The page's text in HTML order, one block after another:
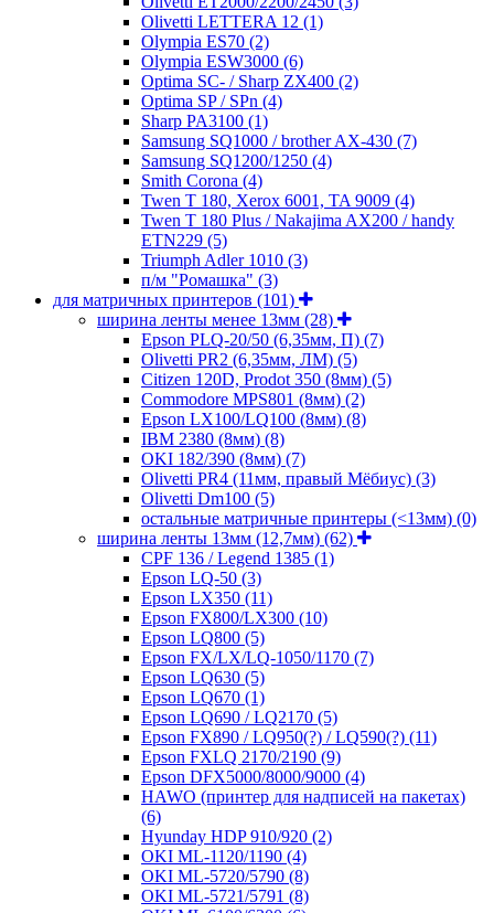
Olivetti LETTERA 12 (1)
Olympia ES70 (2)
Olympia ESW3000 (6)
Optima SC- / Sharp ZX400 (2)
Optima SP / SPn (4)
Sharp PA3100 (1)
Samsung SQ1000 / brother AX-430 (7)
Samsung SQ1200/1250 (4)
Smith Corona (4)
Twen T 180, Xerox 6001, TA 9009 (4)
Twen T 180 Plus / Nakajima AX200 / handy
ETN229 (5)
Triumph Adler 1010 (3)
п/м "Ромашка" (3)
для матричных принтеров (101)
ширина ленты менее 13мм (28)
Epson PLQ-20/50 (6,35мм, П) (7)
Olivetti PR2 (6,35мм, ЛМ) (5)
Citizen 120D, Prodot 350 (8мм) (5)
Commodore MPS801 (8мм) (2)
Epson LX100/LQ100 (8мм) (8)
IBM 2380 (8мм) (8)
OKI 182/390 (8мм) (7)
Olivetti PR4 (11мм, правый Мёбиус) (3)
Olivetti Dm100 (5)
остальные матричные принтеры (<13мм) (0)
ширина ленты 13мм (12,7мм) (62)
CPF 136 / Legend 1385 (1)
Epson LQ-50 (3)
Epson LX350 (11)
Epson FX800/LX300 (10)
Epson LQ800 (5)
Epson FX/LX/LQ-1050/1170 (7)
Epson LQ630 (5)
Epson LQ670 (1)
Epson LQ690 / LQ2170 (5)
Epson FX890 / LQ950(?) / LQ590(?) (11)
Epson FXLQ 2170/2190 (9)
Epson DFX5000/8000/9000 (4)
HAWO (принтер для надписей на пакетах)
(6)
Hyunday HDP 910/920 (2)
OKI ML-1120/1190 (4)
OKI ML-5720/5790 (8)
OKI ML-5721/5791 (8)